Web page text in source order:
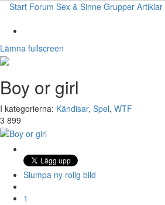
Start Forum Sex & Sinne Grupper Artiklar
Lämna fullscreen
Boy or girl
I kategorierna: Kändisar, Spel, WTF
3 899
Slumpa ny rolig bild
1